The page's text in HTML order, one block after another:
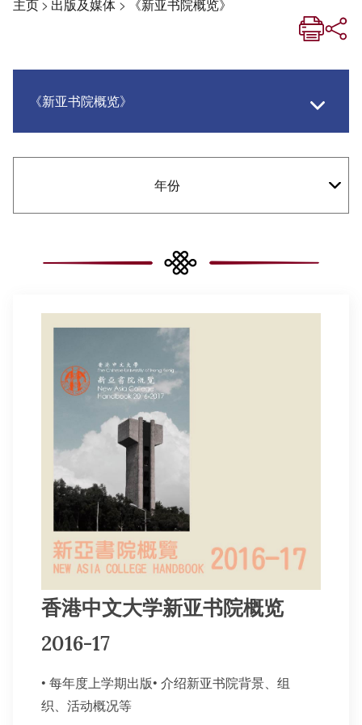
主页> 出版及媒体 > 《新亚书院概览》
《新亚书院概览》
《新亚生活月刊》
新亚影集
影片库
年份
香港中文大学新亚书院概览
2016-17
• 每年度上学期出版• 介绍新亚书院背景、组
织、活动概况等